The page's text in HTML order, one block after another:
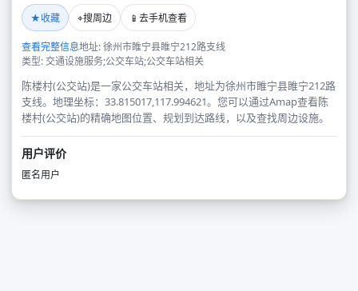
★收藏 ⌖搜周边 📱 去手机查看
查看完整信息地址: 徐州市睢宁县睢宁212路支线
类型: 交通设施服务;公交车站;公交车站相关
陈楼村(公交站)是一家公交车站相关，地址为徐州市睢宁县睢宁212路
支线。地理坐标：33.815017,117.994621。您可以通过Amap查看陈
楼村(公交站)的精确地图位置、规划到达路线，以及查找周边设施。
用户评价
匿名用户